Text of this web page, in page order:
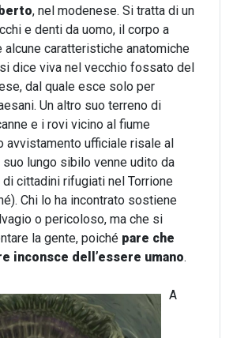
, nel modenese. Si tratta di un
e denti da uomo, il corpo a
alcune caratteristiche anatomiche
dice viva nel vecchio fossato del
dal quale esce solo per
Un altro suo terreno di
e i rovi vicino al fiume
avvistamento ufficiale risale al
suo lungo sibilo venne udito da
cittadini rifugiati nel Torrione
Chi lo ha incontrato sostiene
o pericoloso, ma che si
la gente, poiché pare che
inconsce dell’essere umano.
A